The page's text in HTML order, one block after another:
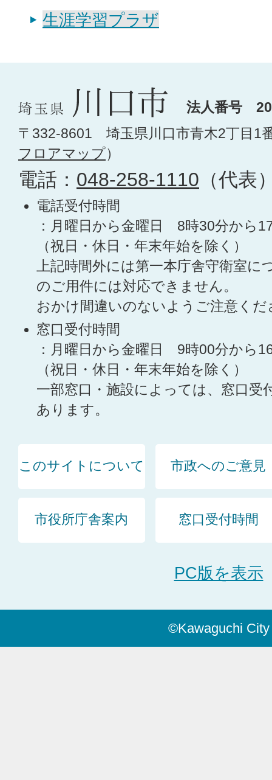
生涯学習プラザ
法人番号
〒332-8601 埼玉県川口市青木2丁目1
フロアマップ）
電話： 048-258-1110 （代表
電話受付時間
：月曜日から金曜日 8時30分から
（祝日・休日・年末年始を除く）
上記時間外には第一本庁舎守衛室に
のご用件には対応できません。
おかけ間違いのないようご注意くだ
窓口受付時間
：月曜日から金曜日 9時00分から
（祝日・休日・年末年始を除く）
一部窓口・施設によっては、窓口受
あります。
このサイトについて 市政へのご意見
市役所庁舎案内 窓口受付時間
PC版を表示
©Kawaguchi City